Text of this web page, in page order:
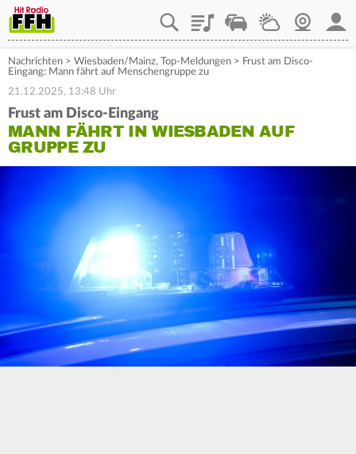
PlaylistStaupilotWetterWebcam
Nachrichten > Wiesbaden/Mainz, Top-Meldungen > Frust am Disco-
Eingang: Mann fährt auf Menschengruppe zu
21.12.2025, 13:48 Uhr
Frust am Disco-Eingang
MANN FÄHRT IN WIESBADEN AUF
GRUPPE ZU